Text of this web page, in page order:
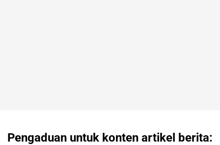
Pengaduan untuk konten artikel berita: